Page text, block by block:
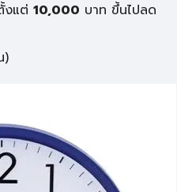
งแต่ 10,000 บาท ขึ้นไปลด
)